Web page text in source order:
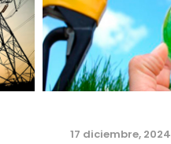
17 diciembre, 2024